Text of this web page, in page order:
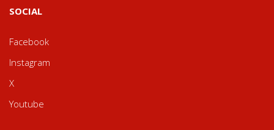
SOCIAL
Facebook
Instagram
X
Youtube